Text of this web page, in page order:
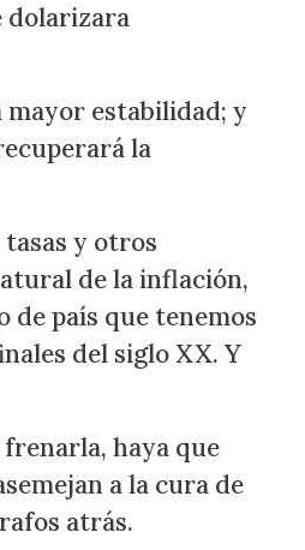
dolarizara
mayor estabilidad; y
la
y otros
de la inflación,
de país que tenemos
del siglo XX. Y
haya que
a la cura de
atrás.